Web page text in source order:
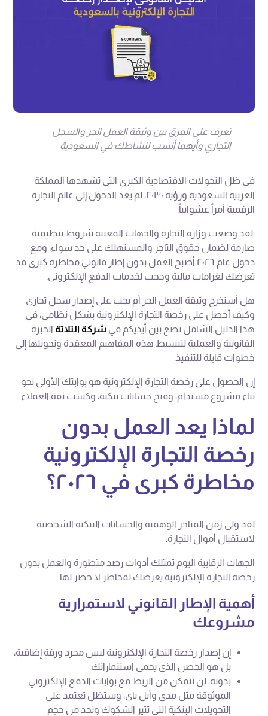
تعرف على الفرق بين وثيقة العمل الحر والسجل
التجاري وأيهما أنسب لنشاطك في السعودية
في ظل التحولات الاقتصادية الكبرى التي تشهدها المملكة
العربية السعودية ورؤية ٢٠٣٠، لم يعد الدخول إلى عالم التجارة
الرقمية أمراً عشوائياً.
لقد وضعت وزارة التجارة والجهات المعنية شروط تنظيمية
صارمة لضمان حقوق التاجر والمستهلك على حد سواء، ومع
دخول عام ٢٠٢٦ أصبح العمل بدون إطار قانوني مخاطرة كبرى قد
تعرضك لغرامات مالية وحجب لخدمات الدفع الإلكتروني.
هل أستخرج وثيقة العمل الحر أم يجب علي إصدار سجل تجاري
وكيف أحصل على رخصة التجارة الإلكترونية بشكل نظامي، في
هذا الدليل الشامل نضع بين أيديكم في شركة التلاتة الخبرة
القانونية والعملية لتبسيط هذه المفاهيم المعقدة وتحويلها إلى
خطوات قابلة للتنفيذ.
إن الحصول على رخصة التجارة الإلكترونية هو بوابتك الأولى نحو
بناء مشروع مستدام، وفتح حسابات بنكية، وكسب ثقة العملاء.
لماذا يعد العمل بدون
رخصة التجارة الإلكترونية
مخاطرة كبرى في ٢٠٢٦؟
لقد ولى زمن المتاجر الوهمية والحسابات البنكية الشخصية
لاستقبال أموال التجارة.
الجهات الرقابية اليوم تمتلك أدوات رصد متطورة والعمل بدون
رخصة التجارة الإلكترونية يعرضك لمخاطر لا حصر لها.
أهمية الإطار القانوني لاستمرارية
مشروعك
إن إصدار رخصة التجارة الإلكترونية ليس مجرد ورقة إضافية،
بل هو الحصن الذي يحمي استثماراتك.
بدونه، لن تتمكن من الربط مع بوابات الدفع الإلكتروني
الموثوقة مثل مدى وأبل باي، وستظل تعتمد على
التحويلات البنكية التي تثير الشكوك وتحد من حجم